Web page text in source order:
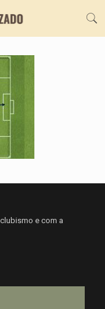
e com a